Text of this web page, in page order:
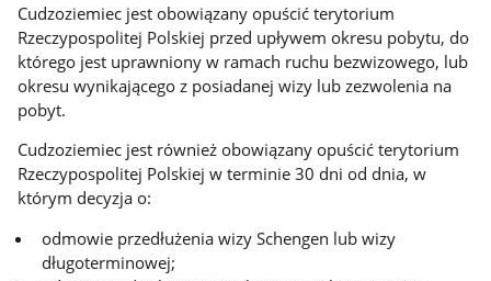
Cudzoziemiec jest obowiązany opuścić terytorium
Rzeczypospolitej Polskiej przed upływem okresu pobytu, do
którego jest uprawniony w ramach ruchu bezwizowego, lub
okresu wynikającego z posiadanej wizy lub zezwolenia na
pobyt.
Cudzoziemiec jest również obowiązany opuścić terytorium
Rzeczypospolitej Polskiej w terminie 30 dni od dnia, w
którym decyzja o:
odmowie przedłużenia wizy Schengen lub wizy
długoterminowej;